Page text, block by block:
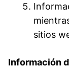
sitios
Información